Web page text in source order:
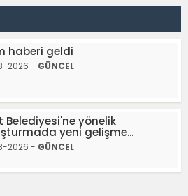
haberi geldi
2026 - GÜNCEL
Belediyesi'ne yönelik
yeni gelişme...
2026 - GÜNCEL